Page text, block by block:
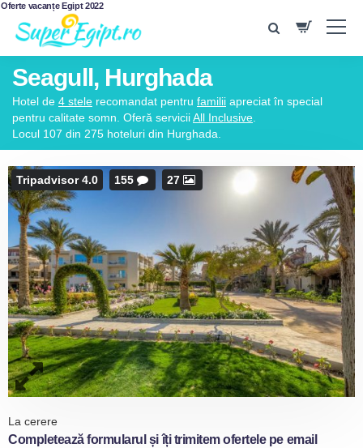
Oferte vacanțe Egipt 2022
Seagull, Hurghada
Hotel de 4 stele recomandat pentru familii apreciat în special
pentru calitate somn. Oferă serviciiAll Inclusive
Locul 107 din 275 hoteluri din Hurghada.
Tripadvisor 4.0 155 27
La cerere
Completează formularul și îți trimitem ofertele pe email